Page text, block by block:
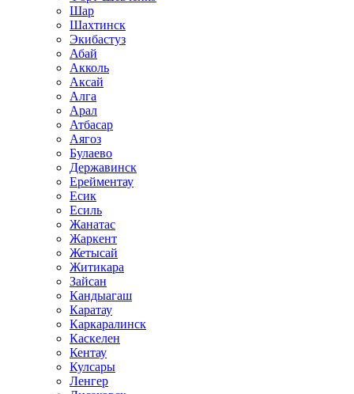
Шар
Шахтинск
Экибастуз
Абай
Акколь
Аксай
Алга
Арал
Атбасар
Аягоз
Булаево
Державинск
Ерейментау
Есик
Есиль
Жанатас
Жаркент
Жетысай
Житикара
Зайсан
Кандыагаш
Каратау
Каркаралинск
Каскелен
Кентау
Кулсары
Ленгер